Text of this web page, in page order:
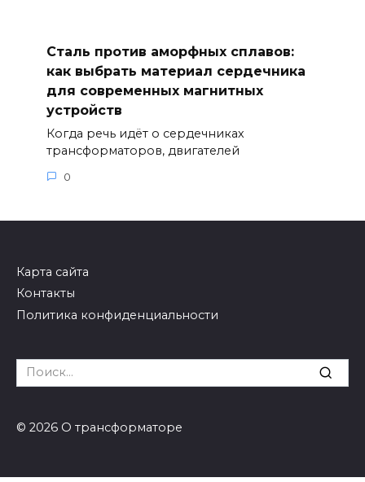
Сталь против аморфных сплавов:
как выбрать материал сердечника
для современных магнитных
устройств
Когда речь идёт о сердечниках
трансформаторов, двигателей
0
Карта сайта
Контакты
Политика конфиденциальности
Search
for:
© 2026 О трансформаторе